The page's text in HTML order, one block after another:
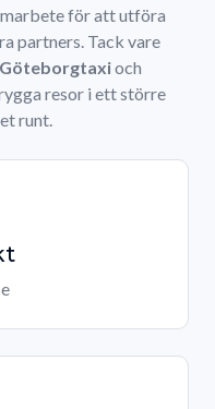
för att utföra
partners. Tack vare
Göteborgtaxioch
resor i ett större
runt.